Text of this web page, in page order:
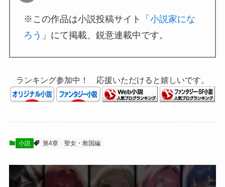
※この作品は小説投稿サイト「 小説家にな
ろう 」にて掲載、鋭意連載中です。
ランキング参加中！ 応援いただけると嬉しいです。
小説 第4章 聖女・救国編